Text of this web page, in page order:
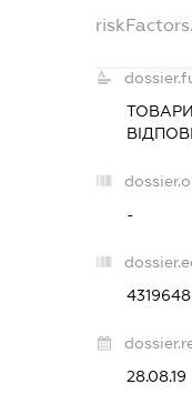
-
28.08.19